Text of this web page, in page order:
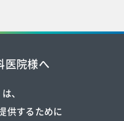
医院様へ
、
供するために